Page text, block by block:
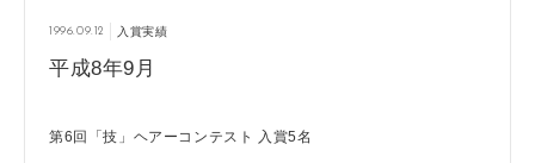
1996.09.12 入賞実績
平成8年9月
第6回「技」ヘアーコンテスト 入賞5名